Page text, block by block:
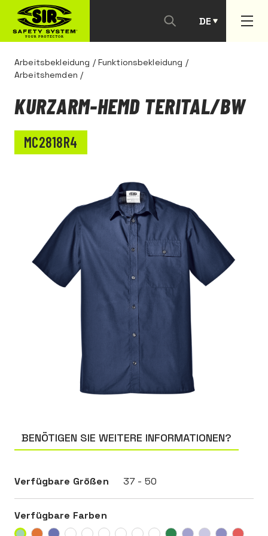
DE
PT
Arbeitsbekleidung / Funktionsbekleidung /
Arbeitshemden /
BENÖTIGEN SIE WEITERE INFORMATIONEN?
Verfügbare Größen 37 - 50
Verfügbare Farben
KURZARM-HEMD TERITAL/BW
MC2818R4